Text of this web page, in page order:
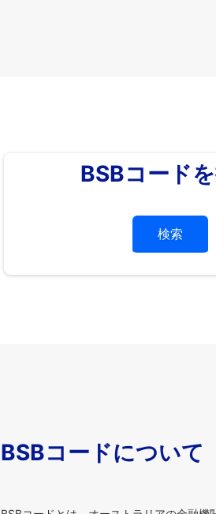
BSBコード
検索
BSBコードについて